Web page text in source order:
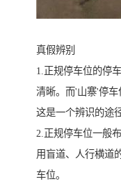
真假辨别
1.正规停车位的停
清晰。而'山寨'停车
这是一个辨识的途径
2.正规停车位一般
用盲道、人行横道
车位。